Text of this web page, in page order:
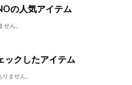
の人気アイテム
ん。
ックしたアイテム
ません。